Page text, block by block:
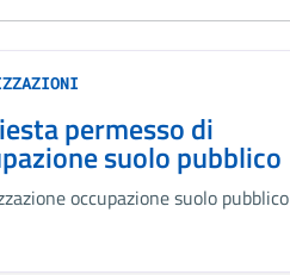
permesso di
suolo pubblico
occupazione suolo pubblico